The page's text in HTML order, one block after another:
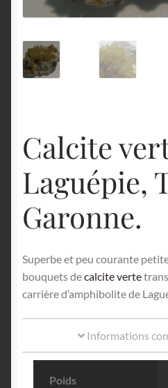
Calcite
Laguépie,
Garonne.
Superbe et peu courante
bouquets decalcite verte
carrière d’amphibolite de
Informations
Poids